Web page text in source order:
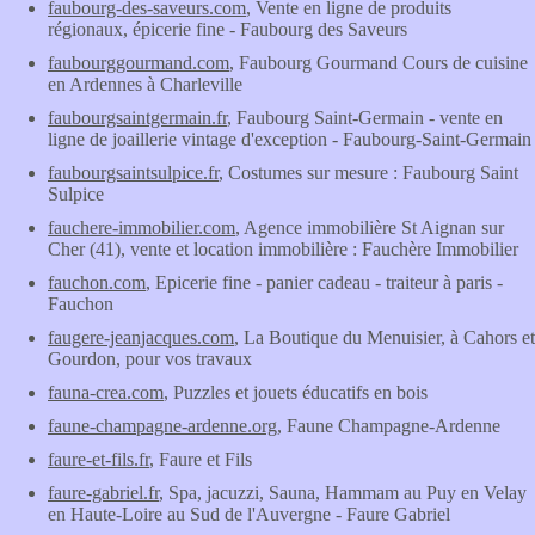
faubourg-des-saveurs.com, Vente en ligne de produits
régionaux, épicerie fine - Faubourg des Saveurs
faubourggourmand.com, Faubourg Gourmand Cours de cuisine
en Ardennes à Charleville
faubourgsaintgermain.fr, Faubourg Saint-Germain - vente en
ligne de joaillerie vintage d'exception - Faubourg-Saint-Germain
faubourgsaintsulpice.fr, Costumes sur mesure : Faubourg Saint
Sulpice
fauchere-immobilier.com, Agence immobilière St Aignan sur
Cher (41), vente et location immobilière : Fauchère Immobilier
fauchon.com, Epicerie fine - panier cadeau - traiteur à paris -
Fauchon
faugere-jeanjacques.com, La Boutique du Menuisier, à Cahors et
Gourdon, pour vos travaux
fauna-crea.com, Puzzles et jouets éducatifs en bois
faune-champagne-ardenne.org, Faune Champagne-Ardenne
faure-et-fils.fr, Faure et Fils
faure-gabriel.fr, Spa, jacuzzi, Sauna, Hammam au Puy en Velay
en Haute-Loire au Sud de l'Auvergne - Faure Gabriel